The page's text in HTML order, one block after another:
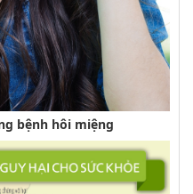
bệnh hôi miệng